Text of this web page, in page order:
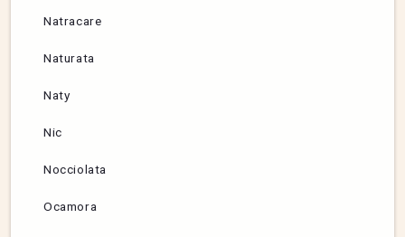
Natracare
Naturata
Naty
Nic
Nocciolata
Ocamora